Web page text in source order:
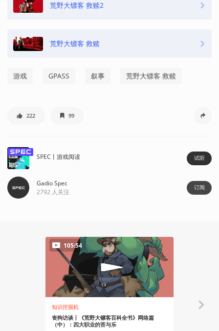
荒野大镖客 救赎2
荒野大镖客 救赎
游戏 GPASS 叙事 荒野大镖客 救赎
222 99
spec
SPEC丨游戏阅读 试听
Gadio Spec
2792 人关注
订阅
105:54
知识挖掘机
丧狗访谈丨《荒野大镖客百科全书》网络篇
（中）：四大职业的苦与乐
有感而发